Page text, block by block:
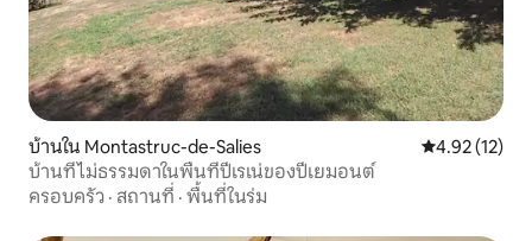
บ้านใน Montastruc-de-Salies คะแนนเฉลี่ย
4.92 (12)
บ้านที่ไม่ธรรมดาในพื้นที่ปีเรเน่ของปีเยมอนต์
ครอบครัว · สถานที่ · พื้นที่ในร่ม